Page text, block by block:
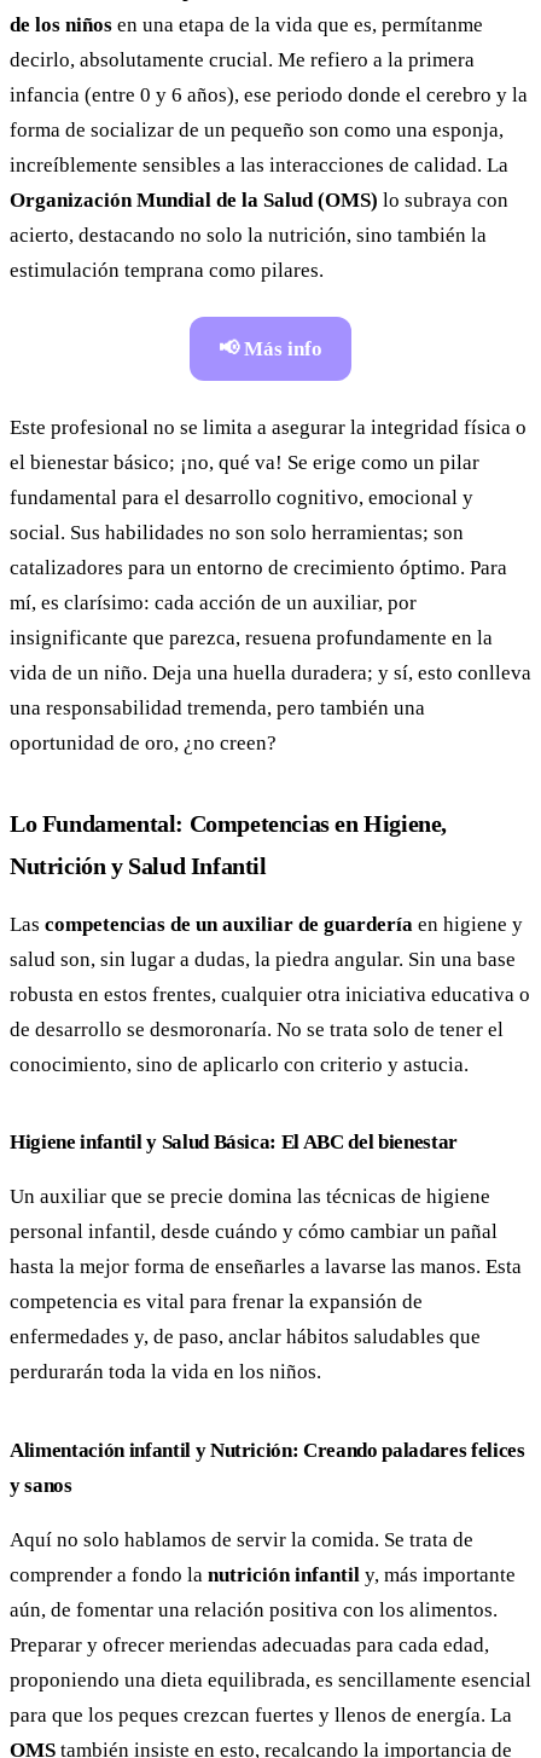
de los niños en una etapa de la vida que es, permítanme
decirlo, absolutamente crucial. Me refiero a la primera
infancia (entre 0 y 6 años), ese periodo donde el cerebro y la
forma de socializar de un pequeño son como una esponja,
increíblemente sensibles a las interacciones de calidad. La
Organización Mundial de la Salud (OMS) lo subraya con
acierto, destacando no solo la nutrición, sino también la
estimulación temprana como pilares.
📢 Más info
Este profesional no se limita a asegurar la integridad física o
el bienestar básico; ¡no, qué va! Se erige como un pilar
fundamental para el desarrollo cognitivo, emocional y
social. Sus habilidades no son solo herramientas; son
catalizadores para un entorno de crecimiento óptimo. Para
mí, es clarísimo: cada acción de un auxiliar, por
insignificante que parezca, resuena profundamente en la
vida de un niño. Deja una huella duradera; y sí, esto conlleva
una responsabilidad tremenda, pero también una
oportunidad de oro, ¿no creen?
Lo Fundamental: Competencias en Higiene,
Nutrición y Salud Infantil
Las competencias de un auxiliar de guardería en higiene y
salud son, sin lugar a dudas, la piedra angular. Sin una base
robusta en estos frentes, cualquier otra iniciativa educativa o
de desarrollo se desmoronaría. No se trata solo de tener el
conocimiento, sino de aplicarlo con criterio y astucia.
Higiene infantil y Salud Básica: El ABC del bienestar
Un auxiliar que se precie domina las técnicas de higiene
personal infantil, desde cuándo y cómo cambiar un pañal
hasta la mejor forma de enseñarles a lavarse las manos. Esta
competencia es vital para frenar la expansión de
enfermedades y, de paso, anclar hábitos saludables que
perdurarán toda la vida en los niños.
Alimentación infantil y Nutrición: Creando paladares felices
y sanos
Aquí no solo hablamos de servir la comida. Se trata de
comprender a fondo la nutrición infantil y, más importante
aún, de fomentar una relación positiva con los alimentos.
Preparar y ofrecer meriendas adecuadas para cada edad,
proponiendo una dieta equilibrada, es sencillamente esencial
para que los peques crezcan fuertes y llenos de energía. La
OMS también insiste en esto, recalcando la importancia de